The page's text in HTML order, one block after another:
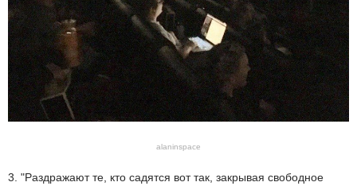
alaninspace
3. "Раздражают те, кто садятся вот так, закрывая свободное